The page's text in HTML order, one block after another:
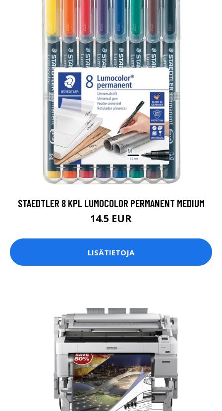
STAEDTLER 8 KPL LUMOCOLOR PERMANENT MEDIUM
14.5 EUR
LISÄTIETOJA